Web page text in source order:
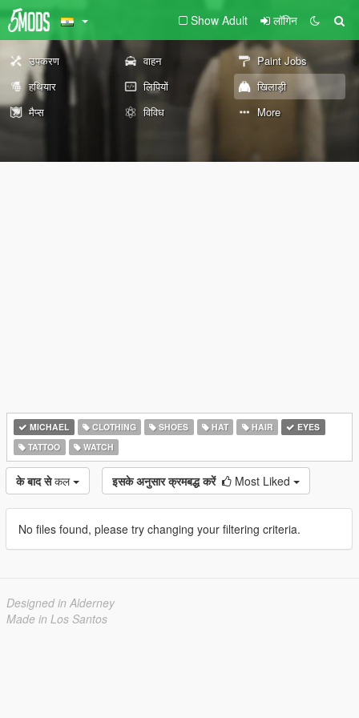
Show Adult लॉगिन
उपकरण वाहन
Paint Jobs
हथियार
लिपियों
खिलाड़ी
मैप्स
विविध More
MICHAEL CLOTHING SHOES HAT HAIR
EYES
TATTOO
WATCH
के बाद से कल इसके अनुसार क्रमबद्ध करें Most Liked
No files found, please try changing your filtering criteria.
Designed in Alderney
Made in Los Santos